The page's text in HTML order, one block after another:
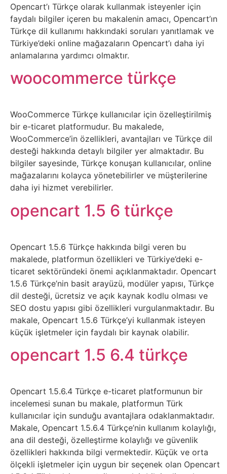
Haber
Hayvanlar
Hobi
Hosting
Hukuk
İnstagram
İnternet
Para
Kadın
Kim
Kimdir
Kitap
Komedi
Kültür
Sanat
Metaverse
Mobil
Opencart’ı Türkçe olarak kullanmak isteyenler için
faydalı bilgiler içeren bu makalenin amacı, Opencart’ın
Türkçe dil kullanımı hakkındaki soruları yanıtlamak ve
Türkiye’deki online mağazaların Opencart’ı daha iyi
anlamalarına yardımcı olmaktır.
woocommerce türkçe
WooCommerce Türkçe kullanıcılar için özelleştirilmiş
bir e-ticaret platformudur. Bu makalede,
WooCommerce’in özellikleri, avantajları ve Türkçe dil
desteği hakkında detaylı bilgiler yer almaktadır. Bu
bilgiler sayesinde, Türkçe konuşan kullanıcılar, online
mağazalarını kolayca yönetebilirler ve müşterilerine
daha iyi hizmet verebilirler.
opencart 1.5 6 türkçe
Opencart 1.5.6 Türkçe hakkında bilgi veren bu
makalede, platformun özellikleri ve Türkiye’deki e-
ticaret sektöründeki önemi açıklanmaktadır. Opencart
1.5.6 Türkçe’nin basit arayüzü, modüler yapısı, Türkçe
dil desteği, ücretsiz ve açık kaynak kodlu olması ve
SEO dostu yapısı gibi özellikleri vurgulanmaktadır. Bu
makale, Opencart 1.5.6 Türkçe’yi kullanmak isteyen
küçük işletmeler için faydalı bir kaynak olabilir.
opencart 1.5 6.4 türkçe
Opencart 1.5.6.4 Türkçe e-ticaret platformunun bir
incelemesi sunan bu makale, platformun Türk
kullanıcılar için sunduğu avantajlara odaklanmaktadır.
Makale, Opencart 1.5.6.4 Türkçe’nin kullanım kolaylığı,
ana dil desteği, özelleştirme kolaylığı ve güvenlik
özellikleri hakkında bilgi vermektedir. Küçük ve orta
ölçekli işletmeler için uygun bir seçenek olan Opencart